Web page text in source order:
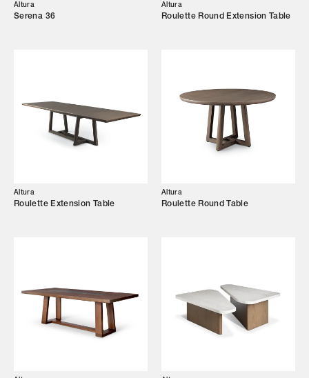
Altura
Serena 36
Altura
Roulette Round Extension Table
Altura
Roulette Extension Table
Altura
Roulette Round Table